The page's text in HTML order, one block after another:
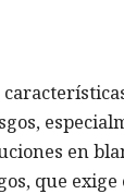
en
que